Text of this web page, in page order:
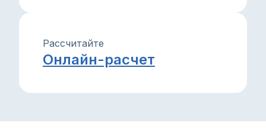
Рассчитайте
Онлайн-расчет